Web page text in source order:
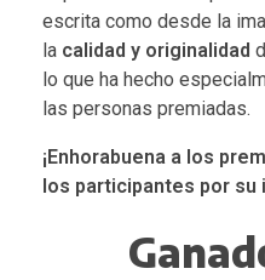
escrita como desde la
la calidad y originalidad
lo que ha hecho
las personas premiadas.
¡Enhorabuena a los
los participantes por su